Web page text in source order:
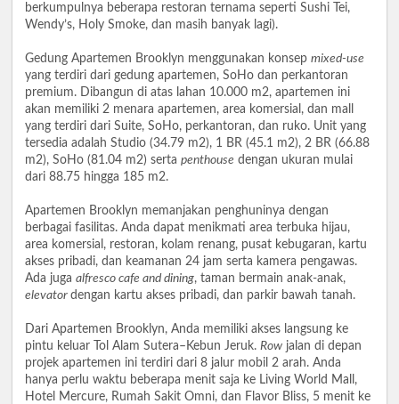
berkumpulnya beberapa restoran ternama seperti Sushi Tei,
Wendy’s, Holy Smoke, dan masih banyak lagi).
Gedung Apartemen Brooklyn menggunakan konsep mixed-use
yang terdiri dari gedung apartemen, SoHo dan perkantoran
premium. Dibangun di atas lahan 10.000 m2, apartemen ini
akan memiliki 2 menara apartemen, area komersial, dan mall
yang terdiri dari Suite, SoHo, perkantoran, dan ruko. Unit yang
tersedia adalah Studio (34.79 m2), 1 BR (45.1 m2), 2 BR (66.88
m2), SoHo (81.04 m2) serta penthouse dengan ukuran mulai
dari 88.75 hingga 185 m2.
Apartemen Brooklyn memanjakan penghuninya dengan
berbagai fasilitas. Anda dapat menikmati area terbuka hijau,
area komersial, restoran, kolam renang, pusat kebugaran, kartu
akses pribadi, dan keamanan 24 jam serta kamera pengawas.
Ada juga alfresco cafe and dining, taman bermain anak-anak,
elevator dengan kartu akses pribadi, dan parkir bawah tanah.
Dari Apartemen Brooklyn, Anda memiliki akses langsung ke
pintu keluar Tol Alam Sutera–Kebun Jeruk. Row jalan di depan
projek apartemen ini terdiri dari 8 jalur mobil 2 arah. Anda
hanya perlu waktu beberapa menit saja ke Living World Mall,
Hotel Mercure, Rumah Sakit Omni, dan Flavor Bliss, 5 menit ke